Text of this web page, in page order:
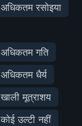
अधिकतम रसोइया
अधिकतम गति
अधिकतम धैर्य
खाली मूत्राशय
कोई उल्टी नहीं